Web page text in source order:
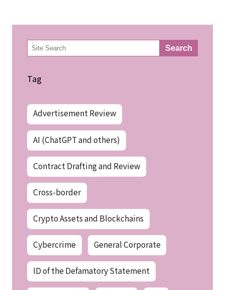
検
索 Search
Tag
Advertisement Review
AI (ChatGPT and others)
Contract Drafting and Review
Cross-border
Crypto Assets and Blockchains
Cybercrime General Corporate
ID of the Defamatory Statement